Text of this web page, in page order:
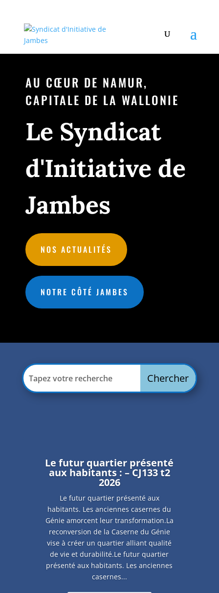
AU CŒUR DE NAMUR,
CAPITALE DE LA WALLONIE
Le Syndicat
d'Initiative de
Jambes
NOS ACTUALITÉS
NOTRE CÔTÉ JAMBES
Le futur quartier présenté
aux habitants : – CJ133 t2
2026
Le futur quartier présenté aux
habitants. Les anciennes casernes du
Génie amorcent leur transformation.La
reconversion de la Caserne du Génie
vise à créer un quartier alliant qualité
de vie et durabilité.Le futur quartier
présenté aux habitants. Les anciennes
casernes...